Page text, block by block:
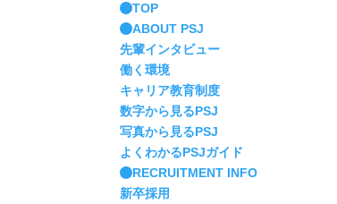
TOP
ABOUT PSJ
先輩インタビュー
働く環境
キャリア教育制度
数字から見るPSJ
写真から見るPSJ
よくわかるPSJガイド
RECRUITMENT INFO
新卒採用